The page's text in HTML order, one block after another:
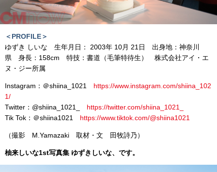
＜PROFILE＞
ゆずき しいな 生年月日： 2003年 10月 21日 出身地：神奈川
県 身長：158cm 特技：書道（毛筆特待生） 株式会社アイ・エ
ヌ・ジー所属
Instagram：＠shiina_1021 https://www.instagram.com/shiina_102
1/
Twitter：@shiina_1021_ https://twitter.com/shiina_1021_
Tik Tok：＠shiina1021 https://www.tiktok.com/@shiina1021
（撮影 M.Yamazaki 取材・文 田牧詩乃）
柚来しいな1st写真集 ゆずきしいな、です。